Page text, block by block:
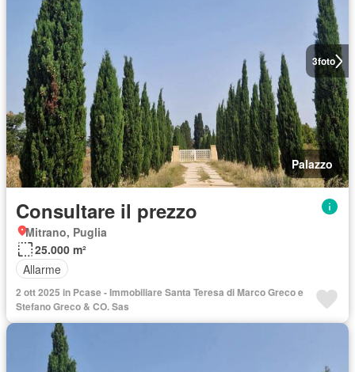
3foto
Palazzo
Consultare il prezzo
Mitrano, Puglia
25.000 m²
Allarme
2 ott 2025 in Pcase - Immobiliare Santa Teresa di Marco Greco e
Stefano Greco & CO. Sas